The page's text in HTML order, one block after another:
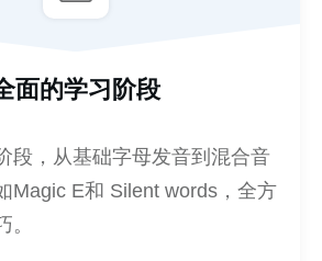
面的学习阶段
段，从基础字母发音到混合音
Magic E和 Silent words，全方